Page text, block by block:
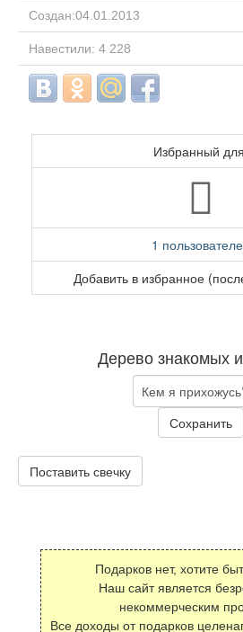
Создан:04.01.2013
Навестили: 4 228
Избранный
1
Добавить в избранное
Дерево знакомых
Сохранить
Поставить свечку
Подарков нет, хотите
Наш сайт является
некоммерческим
Все доходы от подарков